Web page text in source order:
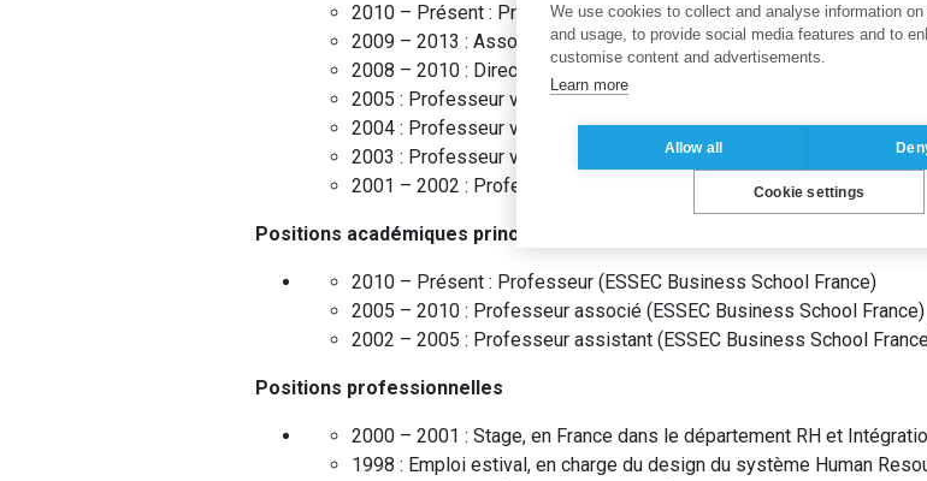
2010 – Présent : Professeur visitant (Mannheim Business School
2009 – 2013 : Associate Dean and Director, Global MBA Program (
2008 – 2010 : Directeur académique / Responsable académique
2005 : Professeur visitant (Graduate School of Business
2004 : Professeur visitant, Department of Management Sciences
2003 : Professeur visitant Graduate School of Business
2001 – 2002 : Professeur visitant ESSEC Business School France
Positions académiques principales
2010 – Présent : Professeur (ESSEC Business School France)
2005 – 2010 : Professeur associé (ESSEC Business School France)
2002 – 2005 : Professeur assistant (ESSEC Business School
Positions professionnelles
2000 – 2001 : Stage, en France dans le département RH et
1998 : Emploi estival, en charge du design du système Human
We use cookies to collect and analyse information
and usage, to provide social media features and to
customise content and advertisements.
Learn more
Allow all
Cookie settings